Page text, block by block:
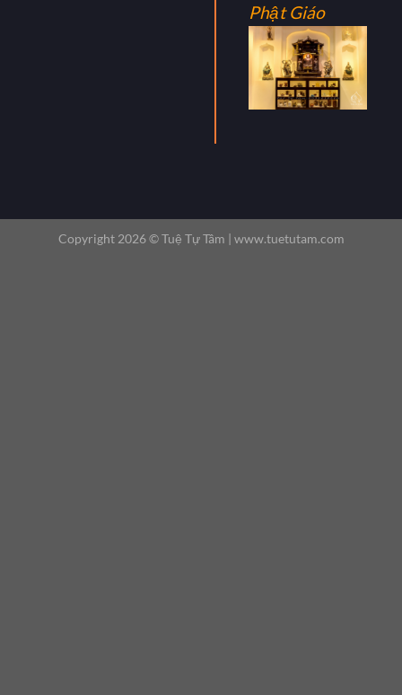
Phật Giáo
Copyright 2026 ©Tuệ Tự Tâm | www.tuetutam.com